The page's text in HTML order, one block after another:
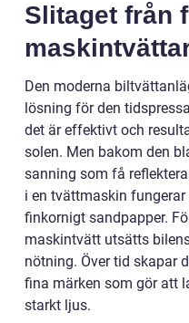
Slitaget från
Den moderna
lösning för den
det är effektivt och
solen. Men bakom den
sanning som få
i en tvättmaskin
finkornigt sandpapper.
maskintvätt utsätts
nötning. Över tid skapar
fina märken som gör att
starkt ljus.